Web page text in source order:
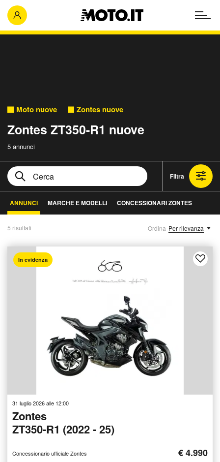
Moto nuove Zontes nuove
Zontes ZT350-R1 nuove
5 annunci
Filtra
ANNUNCI MARCHE E MODELLI CONCESSIONARI ZONTES
5 risultati Ordina Per rilevanza
In evidenza
31 luglio 2026 alle 12:00
Zontes
ZT350-R1 (2022 - 25)
Concessionario ufficiale Zontes € 4.990